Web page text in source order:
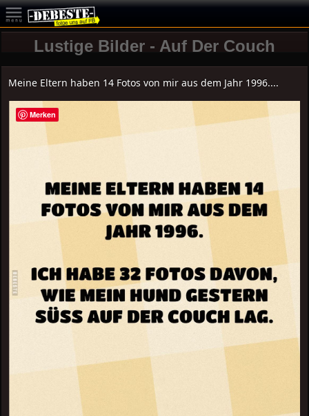
Lustige Bilder - Auf Der Couch
Meine Eltern haben 14 Fotos von mir aus dem Jahr 1996....
Merken